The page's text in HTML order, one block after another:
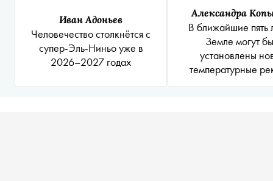
Иван Адоньев
Человечество столкнётся с
супер-Эль-Ниньо уже в
2026–2027 годах
Александра
В ближайшие пять
Земле могут
установлены
температурные